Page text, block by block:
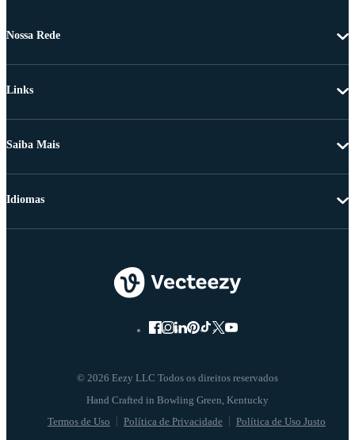
Nossa Rede
Links
Saiba Mais
© 2026 Eezy LLC Todos os direitos reservados
Termos de Uso Política de Privacidade Política de Uso Justo
Idiomas